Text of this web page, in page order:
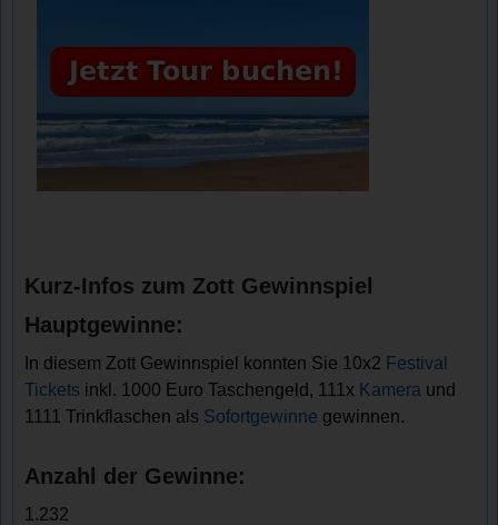
Kurz-Infos zum Zott Gewinnspiel
Hauptgewinne:
In diesem Zott Gewinnspiel konnten Sie 10x2 Festival
Tickets inkl. 1000 Euro Taschengeld, 111x Kamera und
1111 Trinkflaschen als Sofortgewinne gewinnen.
Anzahl der Gewinne:
1.232